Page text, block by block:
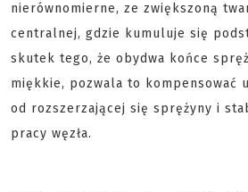
nierównomierne, ze zwiększoną
centralnej, gdzie kumuluje się
skutek tego, że obydwa końce
miękkie, pozwala to kompensować
od rozszerzającej się sprężyny i
pracy węzła.